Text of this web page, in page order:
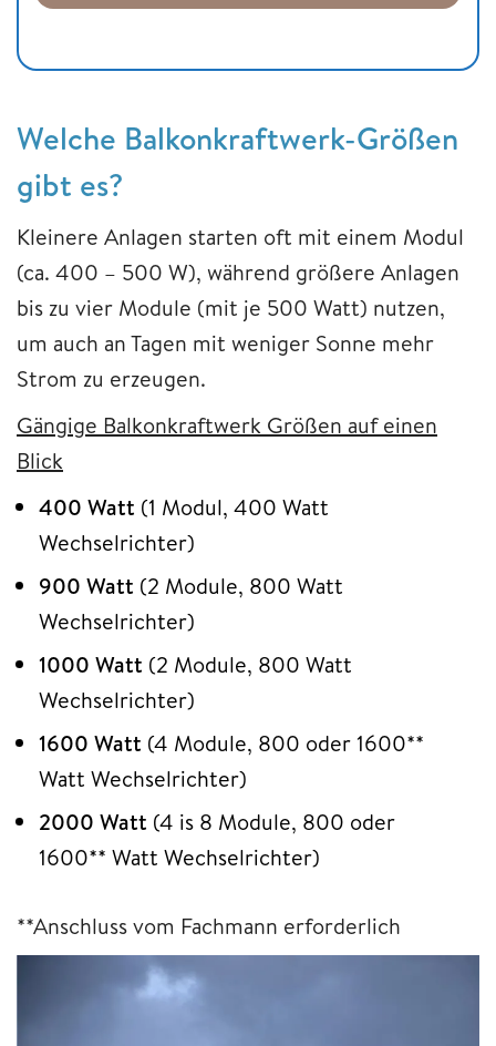
Welche Balkonkraftwerk-Größen
gibt es?
Kleinere Anlagen starten oft mit einem Modul
(ca. 400 – 500 W), während größere Anlagen
bis zu vier Module (mit je 500 Watt) nutzen,
um auch an Tagen mit weniger Sonne mehr
Strom zu erzeugen.
Gängige Balkonkraftwerk Größen auf einen
Blick
400 Watt (1 Modul, 400 Watt
Wechselrichter)
900 Watt (2 Module, 800 Watt
Wechselrichter)
1000 Watt (2 Module, 800 Watt
Wechselrichter)
1600 Watt (4 Module, 800 oder 1600**
Watt Wechselrichter)
2000 Watt (4 is 8 Module, 800 oder
1600** Watt Wechselrichter)
**Anschluss vom Fachmann erforderlich